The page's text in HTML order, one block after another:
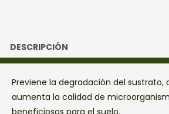
DESCRIPCIÓN
Previene la degradación del sustrato,
aumenta la calidad de